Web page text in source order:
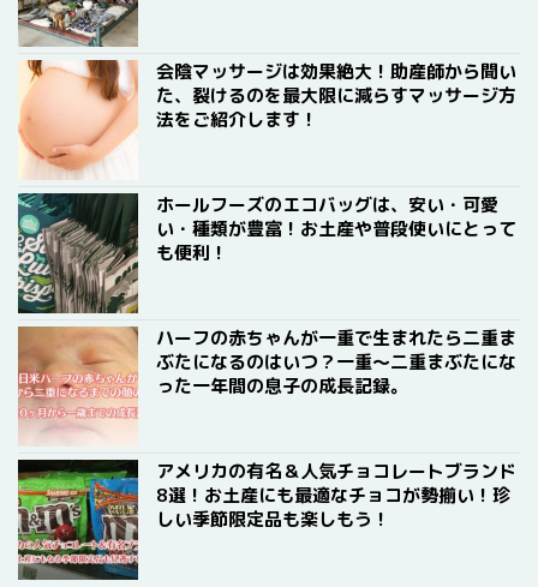
会陰マッサージは効果絶大！助産師から聞い
た、裂けるのを最大限に減らすマッサージ方
法をご紹介します！
ホールフーズのエコバッグは、安い・可愛
い・種類が豊富！お土産や普段使いにとって
も便利！
ハーフの赤ちゃんが一重で生まれたら二重ま
ぶたになるのはいつ？一重〜二重まぶたにな
った一年間の息子の成長記録。
アメリカの有名＆人気チョコレートブランド
8選！お土産にも最適なチョコが勢揃い！珍
しい季節限定品も楽しもう！